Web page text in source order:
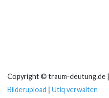
Copyright © traum-deutung.de |
Bilderupload | Utiq verwalten